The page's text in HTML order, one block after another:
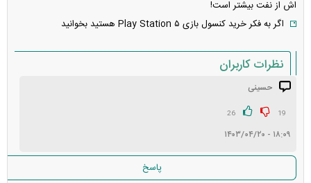
اش از نفت بیشتر است!
اگر به فکر خرید کنسول بازی Play Station ۵ هستید بخوانید
نظرات کاربران
حسینی
19
26
۱۸:۰۹ - ۱۴۰۳/۰۴/۲۰
پاسخ